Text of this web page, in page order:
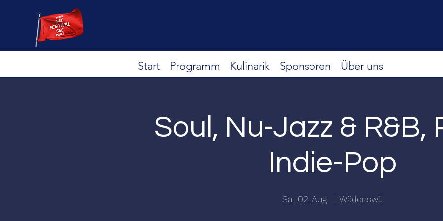
Start Programm Kulinarik Sponsoren Über uns
Soul, Nu-Jazz & R&B,
Indie-Pop
Sa., 02. Aug.
  |
Wädenswil